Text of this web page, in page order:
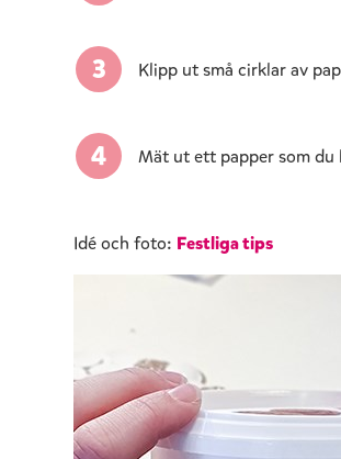
Klipp ut små cirklar av
Mät ut ett papper som du
Idé och foto: Festliga tips